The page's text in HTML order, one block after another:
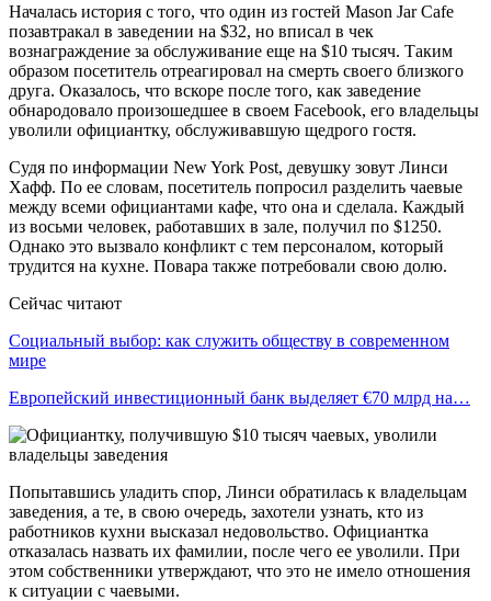
Началась история с того, что один из гостей Mason Jar Cafe
позавтракал в заведении на $32, но вписал в чек
вознаграждение за обслуживание еще на $10 тысяч. Таким
образом посетитель отреагировал на смерть своего близкого
друга. Оказалось, что вскоре после того, как заведение
обнародовало произошедшее в своем Facebook, его владельцы
уволили официантку, обслуживавшую щедрого гостя.
Судя по информации New York Post, девушку зовут Линси
Хафф. По ее словам, посетитель попросил разделить чаевые
между всеми официантами кафе, что она и сделала. Каждый
из восьми человек, работавших в зале, получил по $1250.
Однако это вызвало конфликт с тем персоналом, который
трудится на кухне. Повара также потребовали свою долю.
Сейчас читают
Социальный выбор: как служить обществу в современном
мире
Европейский инвестиционный банк выделяет €70 млрд на…
Попытавшись уладить спор, Линси обратилась к владельцам
заведения, а те, в свою очередь, захотели узнать, кто из
работников кухни высказал недовольство. Официантка
отказалась назвать их фамилии, после чего ее уволили. При
этом собственники утверждают, что это не имело отношения
к ситуации с чаевыми.